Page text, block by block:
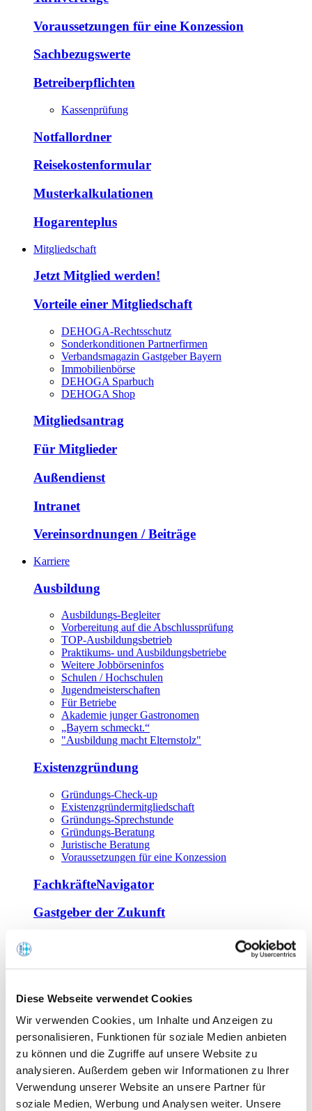
Diese Webseite verwendet Cookies
Wir verwenden Cookies, um Inhalte und Anzeigen zu
personalisieren, Funktionen für soziale Medien anbieten
zu können und die Zugriffe auf unsere Website zu
analysieren. Außerdem geben wir Informationen zu Ihrer
Verwendung unserer Website an unsere Partner für
soziale Medien, Werbung und Analysen weiter. Unsere
Voraussetzungen für eine Konzession
Sachbezugswerte
Betreiberpflichten
Kassenprüfung
Notfallordner
Reisekostenformular
Musterkalkulationen
Hogarenteplus
Mitgliedschaft
Jetzt Mitglied werden!
Vorteile einer Mitgliedschaft
DEHOGA-Rechtsschutz
Sonderkonditionen Partnerfirmen
Verbandsmagazin Gastgeber Bayern
Immobilienbörse
DEHOGA Sparbuch
DEHOGA Shop
Mitgliedsantrag
Für Mitglieder
Außendienst
Intranet
Vereinsordnungen / Beiträge
Karriere
Ausbildung
Ausbildungs-Begleiter
Vorbereitung auf die Abschlussprüfung
TOP-Ausbildungsbetrieb
Praktikums- und Ausbildungsbetriebe
Weitere Jobbörseninfos
Schulen / Hochschulen
Jugendmeisterschaften
Für Betriebe
Akademie junger Gastronomen
„Bayern schmeckt.“
"Ausbildung macht Elternstolz"
Existenzgründung
Gründungs-Check-up
Existenzgründermitgliedschaft
Gründungs-Sprechstunde
Gründungs-Beratung
Juristische Beratung
Voraussetzungen für eine Konzession
FachkräfteNavigator
Gastgeber der Zukunft
Offene Seminare
Tagen im Palais
Wirte-und Unternehmerbrief
Lernplattform BOUNTI
Partner
Branchennahe Organisationen